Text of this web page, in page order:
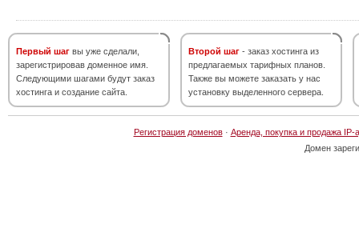
Первый шаг вы уже сделали,
зарегистрировав доменное имя.
Следующими шагами будут заказ
хостинга и создание сайта.
Второй шаг - заказ хостинга из
предлагаемых тарифных планов.
Также вы можете заказать у нас
установку выделенного сервера.
Регистрация доменов· Аренда, покупка и продажа IP-
Домен